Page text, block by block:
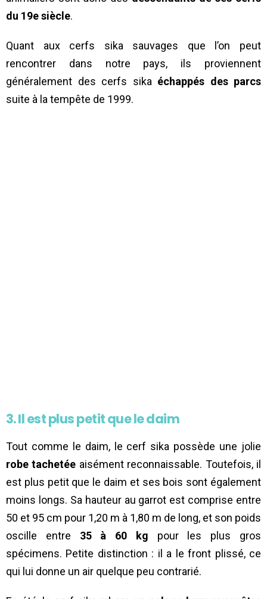
du 19e siècle.
Quant aux cerfs sika sauvages que l’on peut
rencontrer dans notre pays, ils proviennent
généralement des cerfs sika échappés des parcs
suite à la tempête de 1999.
3. Il est plus petit que le daim
Tout comme le daim, le cerf sika possède une jolie
robe tachetée aisément reconnaissable. Toutefois, il
est plus petit que le daim et ses bois sont également
moins longs. Sa hauteur au garrot est comprise entre
50 et 95 cm pour 1,20 m à 1,80 m de long, et son poids
oscille entre 35 à 60 kg pour les plus gros
spécimens. Petite distinction : il a le front plissé, ce
qui lui donne un air quelque peu contrarié.